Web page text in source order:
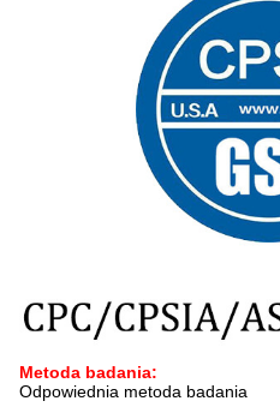
Metoda badania:
Odpowiednia metoda badania